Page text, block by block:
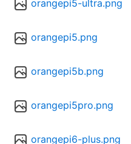
orangepi5-ultra.png
orangepi5.png
orangepi5b.png
orangepi5pro.png
orangepi6-plus.png